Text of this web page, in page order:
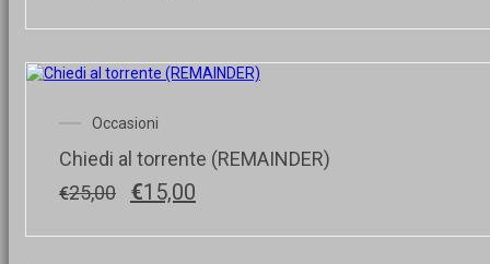
originale
€25,00.
attuale
€15,00.
Occasioni
Chiedi al torrente (REMAINDER)
€25,00
Il
originale
€15,00
attuale